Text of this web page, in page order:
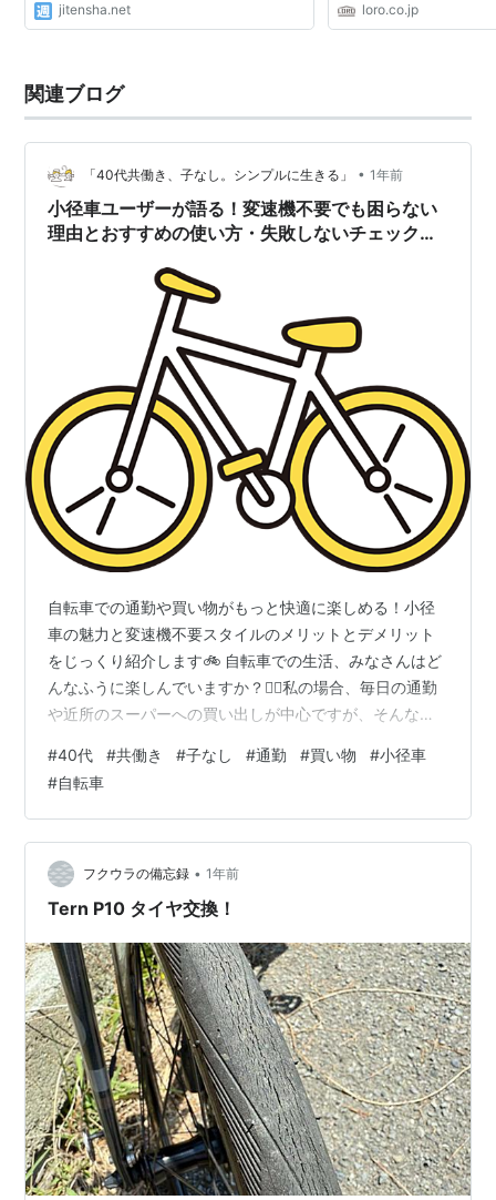
jitensha.net loro.co.jp
関連ブログ
「40代共働き、子なし。シンプルに生きる」 • 1年前
小径車ユーザーが語る！変速機不要でも困らない
理由とおすすめの使い方・失敗しないチェックポ
自転車での通勤や買い物がもっと快適に楽しめる！小径
車の魅力と変速機不要スタイルのメリットとデメリット
をじっくり紹介します🚲 自転車での生活、みなさんはど
んなふうに楽しんでいますか？🚴‍♀️私の場合、毎日の通勤
や近所のスーパーへの買い出しが中心ですが、そんな日
ゃ）」というタイプの自転車です。 タイヤが小さめで扱
いやすく、見た目もスタイリッシュ。しかも変速機がな
いモデルを選んだことで、日々のメンテナンスもラクラ
クになりました😊 今回は、小径車とはどんなものか、変
速機が不要なスタイルにはどんな魅力があるのか、そし
て実際に使ってみて感じたメリット・デメリッ…
#40代 #共働き #子なし #通勤 #買い物 #小径車
#自転車
フクウラの備忘録 • 1年前
Tern P10 タイヤ交換！